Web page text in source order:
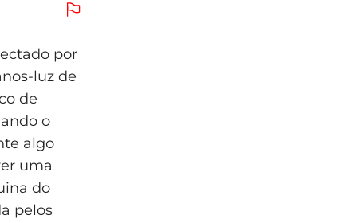
por
luz de
de
o
algo
uma
do
pelos